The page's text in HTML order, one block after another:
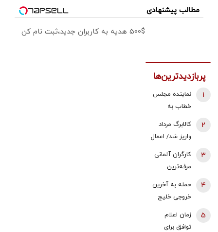
مطالب پیشنهادی
500$ هدیه به کاربران جدید،ثبت نام کن
پربازدیدترین‌ها
نماینده مجلس
خطاب به
بقایی: شما
سخن‌نگو!
1
کالابرگ مرداد
واریز شد/ اعمال
تغییرات جدید
2
کارگران آلمانی
مرفه‌ترین
حداقل دستمزد
در آلمان رشد
کرد
3
حمله به آخرین
خروجی خلیج
4
زمان اعلام
توافق برای
5